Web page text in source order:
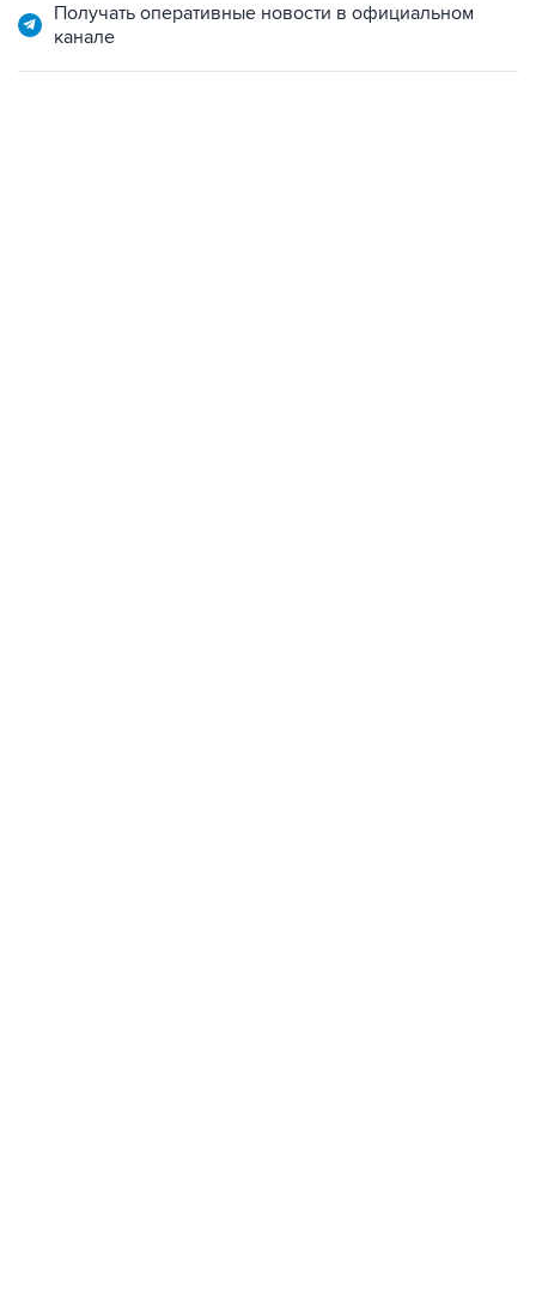
Получать оперативные новости в официальном
канале